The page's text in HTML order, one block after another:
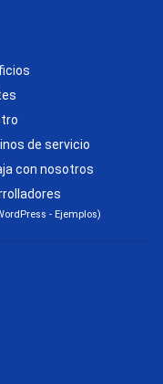
de servicio
con nosotros
- Ejemplos)